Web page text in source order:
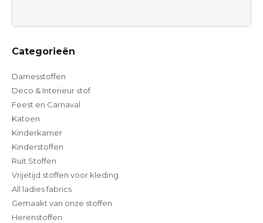
Categorieën
Damesstoffen
Deco & Interieur stof
Feest en Carnaval
Katoen
Kinderkamer
Kinderstoffen
Ruit Stoffen
Vrijetijd stoffen voor kleding
All ladies fabrics
Gemaakt van onze stoffen
Herenstoffen